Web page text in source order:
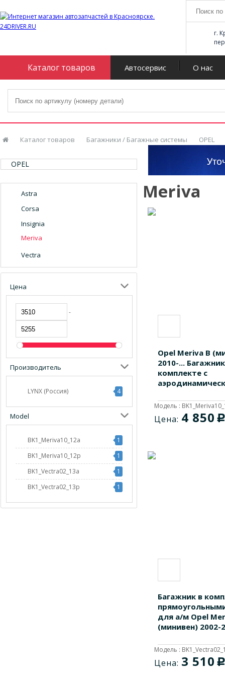
г.
Каталог товаров Автосервис О нас
Каталог товаров Багажники / Багажные системы OPEL
OPEL
Astra
Corsa
Insignia
Meriva
Vectra
Цена
-
Производитель
LYNX (Россия) 4
Model
BK1_Meriva10_12a
1
BK1_Meriva10_12p
1
BK1_Vectra02_13a
1
BK1_Vectra02_13p
1
Meriva
Opel Meriva B
2010-...
комплекте с
Цена: 4 850
Модель :
Багажник в
для а/м Opel
(минивен) 2002-
Цена: 3 510
Модель :